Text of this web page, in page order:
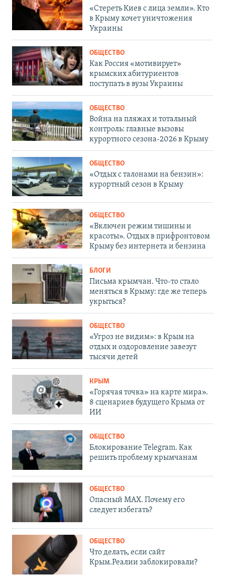
«Стереть Киев с лица земли». Кто
в Крыму хочет уничтожения
Украины
ОБЩЕСТВО
Как Россия «мотивирует»
крымских абитуриентов
поступать в вузы Украины
ОБЩЕСТВО
Война на пляжах и тотальный
контроль: главные вызовы
курортного сезона-2026 в Крыму
ОБЩЕСТВО
«Отдых с талонами на бензин»:
курортный сезон в Крыму
ОБЩЕСТВО
«Включен режим тишины и
красоты». Отдых в прифронтовом
Крыму без интернета и бензина
БЛОГИ
Письма крымчан. Что-то стало
меняться в Крыму: где же теперь
укрыться?
ОБЩЕСТВО
«Угроз не видим»: в Крым на
отдых и оздоровление завезут
тысячи детей
КРЫМ
«Горячая точка» на карте мира».
8 сценариев будущего Крыма от
ИИ
ОБЩЕСТВО
Блокирование Telegram. Как
решить проблему крымчанам
ОБЩЕСТВО
Опасный MAX. Почему его
следует избегать?
ОБЩЕСТВО
Что делать, если сайт
Крым.Реалии заблокировали?